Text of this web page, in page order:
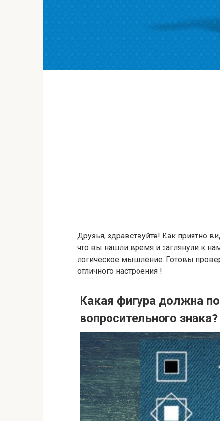
Друзья, здравствуйте! Как приятно
что вы нашли время и заглянули к
логическое мышление. Готовы
отличного настроения !
Какая фигура должна
вопросительного знака?